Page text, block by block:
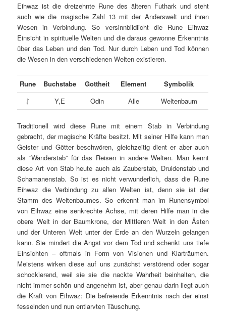
Eihwaz ist die dreizehnte Rune des älteren Futhark und steht
auch wie die magische Zahl 13 mit der Anderswelt und ihren
Wesen in Verbindung. So versinnbildlicht die Rune Eihwaz
Einsicht in spirituelle Welten und die daraus gewonne Erkenntnis
über das Leben und den Tod. Nur durch Leben und Tod können
die Wesen in den verschiedenen Welten existieren.
Rune Buchstabe Gottheit Element
Symbolik
ᛇ
Y,E Odin Alle Weltenbaum
Traditionell wird diese Rune mit einem Stab in Verbindung
gebracht, der magische Kräfte besitzt. Mit seiner Hilfe kann man
Geister und Götter beschwören, gleichzeitig dient er aber auch
als “Wanderstab” für das Reisen in andere Welten. Man kennt
diese Art von Stab heute auch als Zauberstab, Druidenstab und
Schamanenstab. So ist es nicht verwunderlich, dass die Rune
Eihwaz die Verbindung zu allen Welten ist, denn sie ist der
Stamm des Weltenbaumes. So erkennt man im Runensymbol
von Eihwaz eine senkrechte Achse, mit deren Hilfe man in die
obere Welt in der Baumkrone, der Mittleren Welt in den Ästen
und der Unteren Welt unter der Erde an den Wurzeln gelangen
kann. Sie mindert die Angst vor dem Tod und schenkt uns tiefe
Einsichten – oftmals in Form von Visionen und Klarträumen.
Meistens wirken diese auf uns zunächst verstörend oder sogar
schockierend, weil sie sie die nackte Wahrheit beinhalten, die
nicht immer schön und angenehm ist, aber genau darin liegt auch
die Kraft von Eihwaz: Die befreiende Erkenntnis nach der einst
fesselnden und nun entlarvten Täuschung.